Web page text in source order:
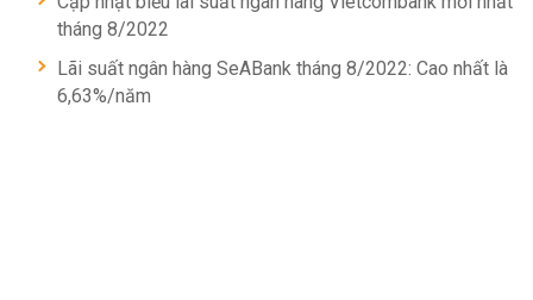
tháng 8/2022
Lãi suất ngân hàng SeABank tháng 8/2022: Cao nhất là
6,63%/năm